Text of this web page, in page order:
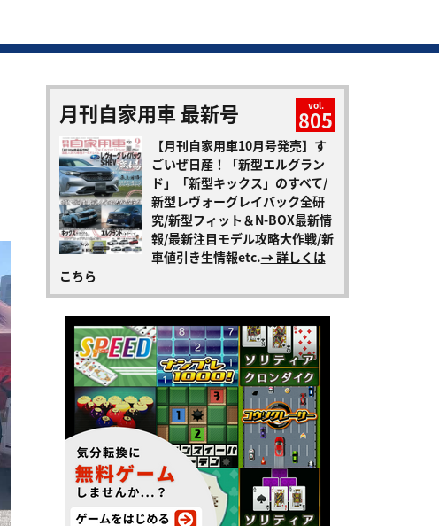
月刊自家用車 最新号 vol.
805
【月刊自家用車10月号発売】す
ごいぜ日産！「新型エルグラン
ド」「新型キックス」のすべて/
新型レヴォーグレイバック全研
究/新型フィット＆N-BOX最新情
報/最新注目モデル攻略大作戦/新
車値引き生情報etc.→ 詳しくは
こちら